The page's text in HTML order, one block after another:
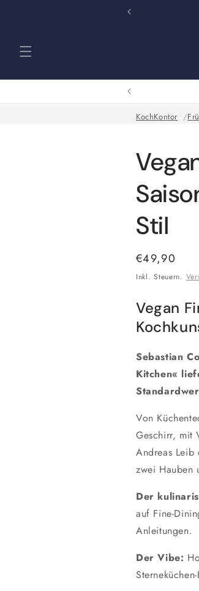
KochKontor
Stil
Normaler
Preis
€49,90
Inkl. Steuern.
Vegan
Sebastian
Kitchen«
Von
Geschirr, mit
Andreas Leib
zwei Hauben
Der
auf Fine-
Anleitungen.
Der Vibe: